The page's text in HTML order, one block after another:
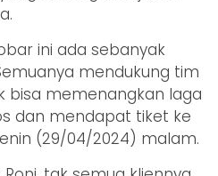
ini ada sebanyak
mendukung tim
bisa memenangkan laga
dan mendapat tiket ke
(29/04/2024) malam.